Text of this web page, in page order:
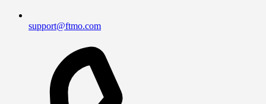
support@ftmo.com